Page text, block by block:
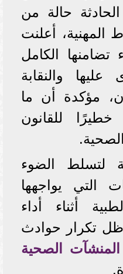
الحادثة حالة من
المهنية، أعلنت
تضامنها الكامل
عليها والنقابة
مؤكدة أن ما
للقانون
لتسلط الضوء
التي يواجهها
أثناء أداء
ظل تكرار حوادث
المنشآت الصحية